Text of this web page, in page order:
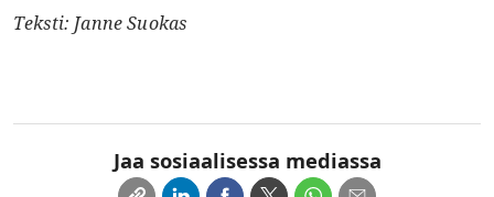
Teksti: Janne Suokas
Jaa sosiaalisessa mediassa